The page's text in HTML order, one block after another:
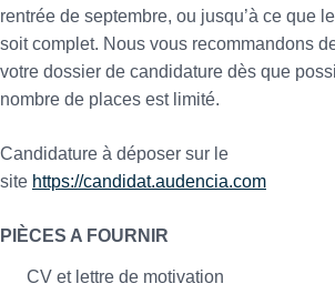
rentrée de septembre, ou jusqu’à ce que
soit complet. Nous vous recommandons
votre dossier de candidature dès que
nombre de places est limité.
Candidature à déposer sur le
site https://candidat.audencia.com
PIÈCES A FOURNIR
CV et lettre de motivation